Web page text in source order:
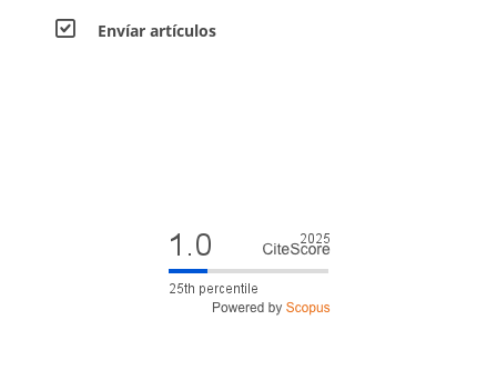
Envíar artículos